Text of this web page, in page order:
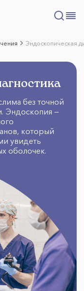
Эндоскопическая
без точной
Эндоскопия —
который
увидеть
оболочек.